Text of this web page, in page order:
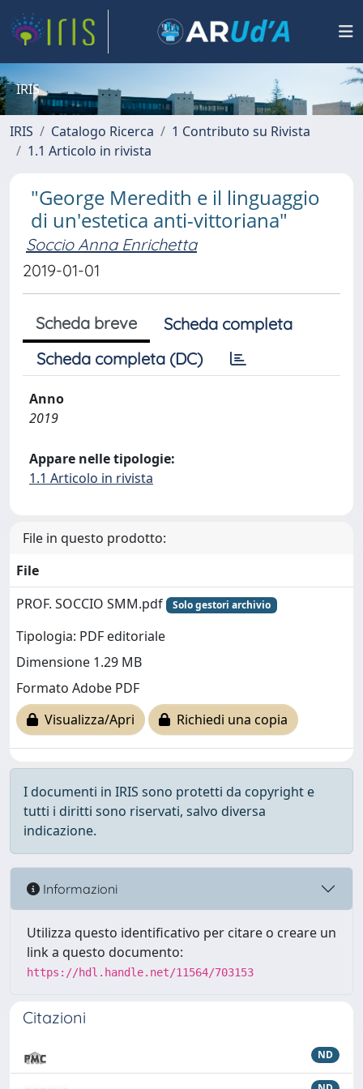
IRIS
IRIS Catalogo Ricerca
1 Contributo su Rivista
1.1 Articolo in rivista
"George Meredith e il linguaggio
di un'estetica anti-vittoriana"
Soccio Anna Enrichetta
2019-01-01
Scheda breve
Scheda completa
Scheda completa (DC)
Anno
2019
Appare nelle tipologie:
1.1 Articolo in rivista
File in questo prodotto:
File
PROF. SOCCIO SMM.pdf
Solo gestori archivio
Tipologia: PDF editoriale
Dimensione 1.29 MB
Formato Adobe PDF
Visualizza/Apri
Richiedi una copia
I documenti in IRIS sono protetti da copyright e
tutti i diritti sono riservati, salvo diversa
indicazione.
Informazioni
Utilizza questo identificativo per citare o creare un
link a questo documento:
https://hdl.handle.net/11564/703153
Citazioni
ND